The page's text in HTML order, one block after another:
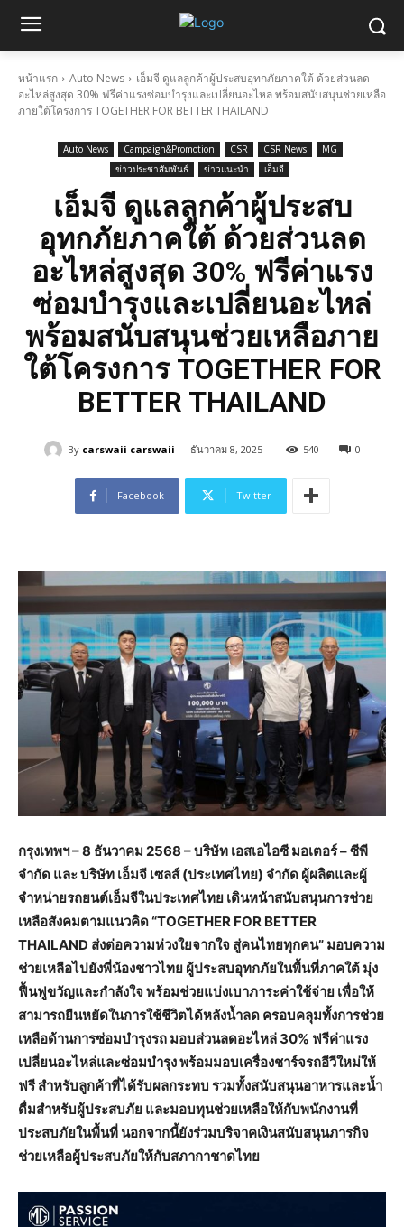
หน้าแรก Auto News
เอ็มจี ดูแลลูกค้าผู้ประสบอุทกภัยภาคใต้ ด้วยส่วนลด
อะไหล่สูงสุด 30% ฟรีค่าแรงซ่อมบำรุงและเปลี่ยนอะไหล่ พร้อมสนับสนุนช่วยเหลือ
ภายใต้โครงการ TOGETHER FOR BETTER THAILAND
Auto News Campaign&Promotion CSR CSR News
MG
ข่าวประชาสัมพันธ์
ข่าวแนะนำ เอ็มจี
เอ็มจี ดูแลลูกค้าผู้ประสบ
อุทกภัยภาคใต้ ด้วยส่วนลด
อะไหล่สูงสุด 30% ฟรีค่าแรง
ซ่อมบำรุงและเปลี่ยนอะไหล่
พร้อมสนับสนุนช่วยเหลือภาย
ใต้โครงการ TOGETHER FOR
BETTER THAILAND
By carswaii carswaii - ธันวาคม 8, 2025 540 0
Facebook Twitter
กรุงเทพฯ– 8 ธันวาคม 2568 –บริษัท เอสเอไอซี มอเตอร์–ซีพี
จำกัด และบริษัท เอ็มจี เซลส์(ประเทศไทย) จำกัด ผู้ผลิตและผู้
จำหน่ายรถยนต์เอ็มจีในประเทศไทย เดินหน้าสนับสนุนการช่วย
เหลือสังคมตามแนวคิด“TOGETHER FOR BETTER
THAILAND ส่งต่อความห่วงใยจากใจ สู่คนไทยทุกคน” มอบความ
ช่วยเหลือไปยังพี่น้องชาวไทย ผู้ประสบอุทกภัยในพื้นที่ภาคใต้ มุ่ง
ฟื้นฟูขวัญและกำลังใจพร้อมช่วยแบ่งเบาภาระค่าใช้จ่าย เพื่อให้
สามารถยืนหยัดในการใช้ชีวิตได้หลังน้ำลด ครอบคลุมทั้งการช่วย
เหลือด้านการซ่อมบำรุงรถ มอบส่วนลดอะไหล่ 30% ฟรีค่าแรง
เปลี่ยนอะไหล่และซ่อมบำรุงพร้อมมอบเครื่องชาร์จรถอีวีใหม่ให้
ฟรี สำหรับลูกค้าที่ได้รับผลกระทบ รวมทั้งสนับสนุนอาหารและน้ำ
ดื่มสำหรับผู้ประสบภัย และมอบทุนช่วยเหลือให้กับพนักงานที่
ประสบภัยในพื้นที่ นอกจากนี้ยังร่วมบริจาคเงินสนับสนุนภารกิจ
ช่วยเหลือผู้ประสบภัยให้กับสภากาชาดไทย